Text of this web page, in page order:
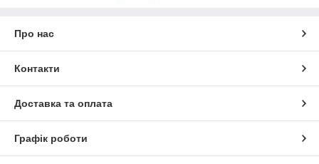
Про нас
Контакти
Доставка та оплата
Графік роботи